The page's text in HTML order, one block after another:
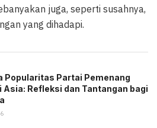
juga, seperti susahnya,
yang dihadapi.
Popularitas Partai Pemenang
Asia: Refleksi dan Tantangan bagi